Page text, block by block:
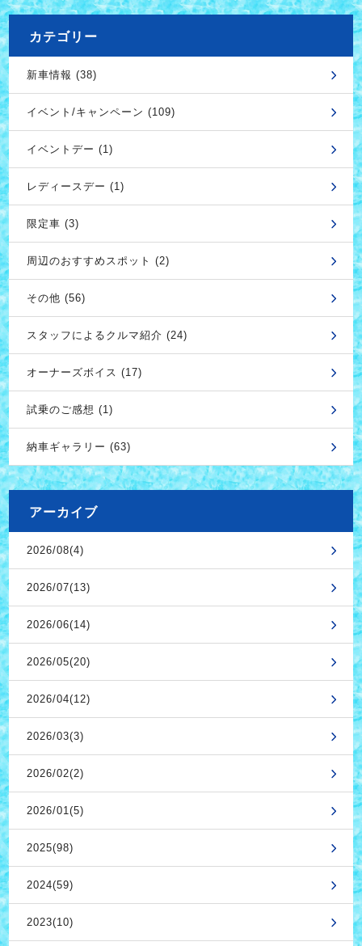
カテゴリー
新車情報 (38)
イベント/キャンペーン (109)
イベントデー (1)
レディースデー (1)
限定車 (3)
周辺のおすすめスポット (2)
その他 (56)
スタッフによるクルマ紹介 (24)
オーナーズボイス (17)
試乗のご感想 (1)
納車ギャラリー (63)
アーカイブ
2026/08(4)
2026/07(13)
2026/06(14)
2026/05(20)
2026/04(12)
2026/03(3)
2026/02(2)
2026/01(5)
2025(98)
2024(59)
2023(10)